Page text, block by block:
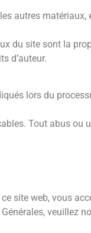
autres
du site sont la
d’auteur.
lors du
Tout abus ou
site web, vous
veuillez